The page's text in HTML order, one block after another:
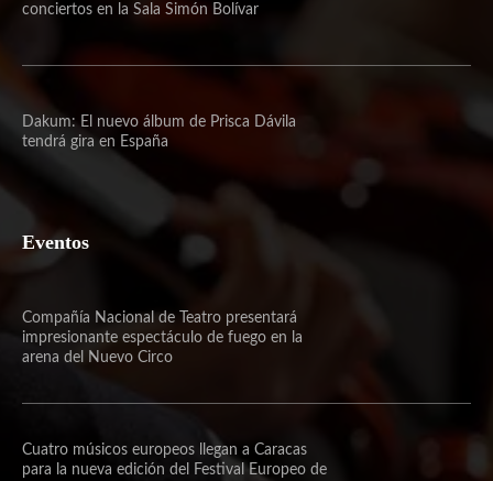
conciertos en la Sala Simón Bolívar
Dakum: El nuevo álbum de Prisca Dávila
tendrá gira en España
Eventos
Compañía Nacional de Teatro presentará
impresionante espectáculo de fuego en la
arena del Nuevo Circo
Cuatro músicos europeos llegan a Caracas
para la nueva edición del Festival Europeo de